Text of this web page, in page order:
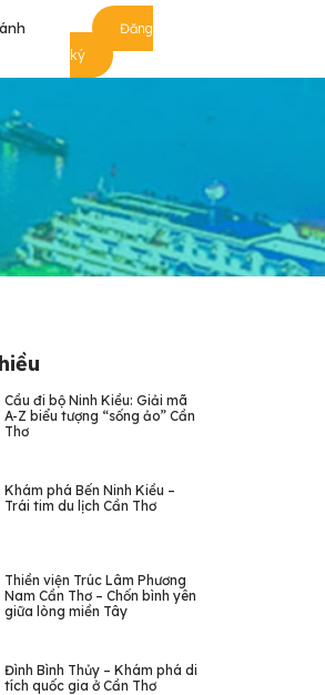
Đăng
ký
Cầu đi bộ Ninh Kiều: Giải mã
A-Z biểu tượng “sống ảo” Cần
Thơ
Khám phá Bến Ninh Kiều –
Trái tim du lịch Cần Thơ
Thiền viện Trúc Lâm Phương
Nam Cần Thơ – Chốn bình yên
giữa lòng miền Tây
Đình Bình Thủy – Khám phá di
tích quốc gia ở Cần Thơ